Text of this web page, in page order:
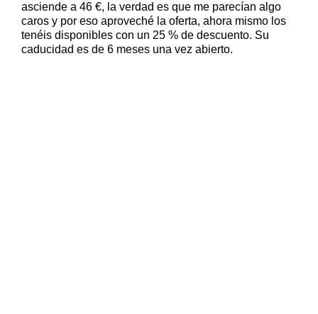
asciende a 46 €, la verdad es que me parecían algo
caros y por eso aproveché la oferta, ahora mismo los
tenéis disponibles con un 25 % de descuento. Su
caducidad es de 6 meses una vez abierto.